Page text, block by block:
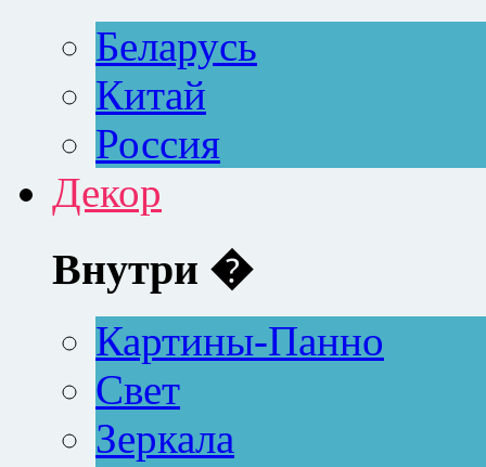
Беларусь
Китай
Россия
Декор
Внутри �
Картины-Панно
Свет
Зеркала